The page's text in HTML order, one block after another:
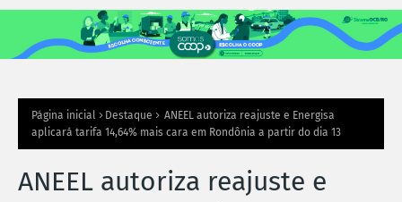
Página inicial Destaque
ANEEL autoriza reajuste e Energisa
aplicará tarifa 14,64% mais cara em Rondônia a partir do dia 13
ANEEL autoriza reajuste e